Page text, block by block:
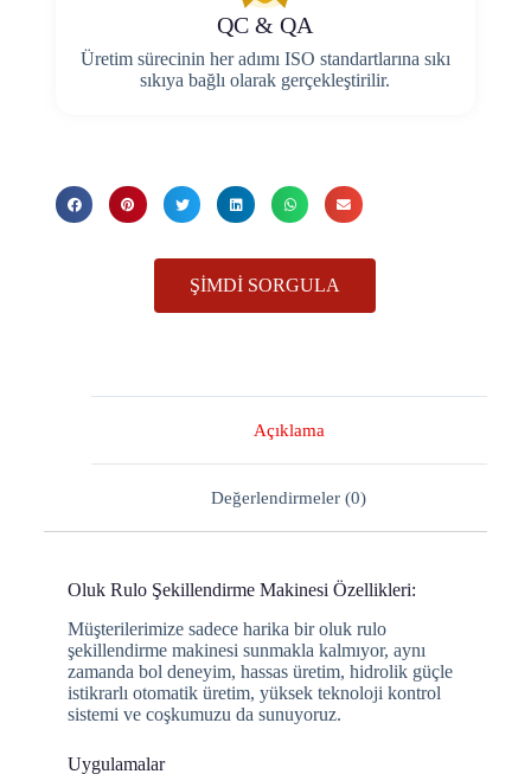
QC & QA
Üretim sürecinin her adımı ISO standartlarına sıkı
sıkıya bağlı olarak gerçekleştirilir.
ŞIMDI SORGULA
Açıklama
Değerlendirmeler (0)
Oluk Rulo Şekillendirme Makinesi Özellikleri:
Müşterilerimize sadece harika bir oluk rulo
şekillendirme makinesi sunmakla kalmıyor, aynı
zamanda bol deneyim, hassas üretim, hidrolik güçle
istikrarlı otomatik üretim, yüksek teknoloji kontrol
sistemi ve coşkumuzu da sunuyoruz.
Uygulamalar